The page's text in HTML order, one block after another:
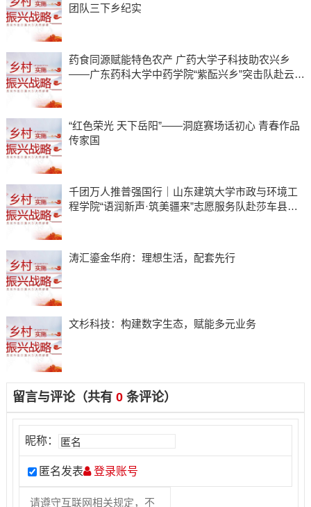
团队三下乡纪实
药食同源赋能特色农产 广药大学子科技助农兴乡
——广东药科大学中药学院“紫酝兴乡”突击队赴云浮
“红色荣光 天下岳阳”——洞庭赛场话初心 青春作品
传家国
千团万人推普强国行｜山东建筑大学市政与环境工
程学院“语润新声·筑美疆来”志愿服务队赴莎车县开
​涛汇鎏金华府：理想生活，配套先行
​文杉科技：构建数字生态，赋能多元业务
留言与评论（共有 0条评论）
昵称：
匿名发表 登录账号